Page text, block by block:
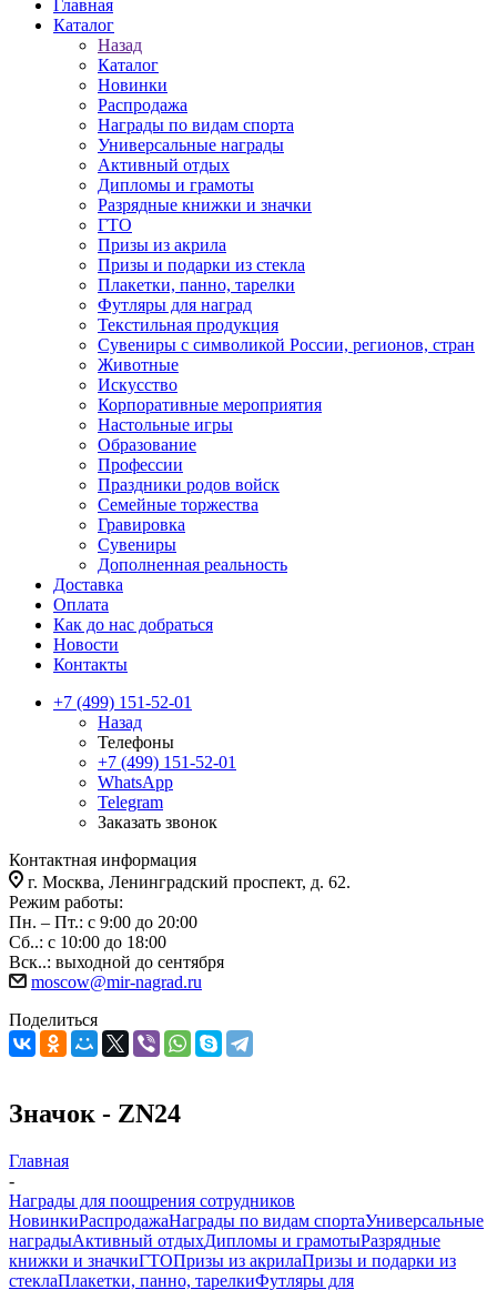
Главная
Каталог
Назад
Каталог
Новинки
Распродажа
Награды по видам спорта
Универсальные награды
Активный отдых
Дипломы и грамоты
Разрядные книжки и значки
ГТО
Призы из акрила
Призы и подарки из стекла
Плакетки, панно, тарелки
Футляры для наград
Текстильная продукция
Сувениры с символикой России, регионов, стран
Животные
Искусство
Корпоративные мероприятия
Настольные игры
Образование
Профессии
Праздники родов войск
Семейные торжества
Гравировка
Сувениры
Дополненная реальность
Доставка
Оплата
Как до нас добраться
Новости
Контакты
+7 (499) 151-52-01
Назад
Телефоны
+7 (499) 151-52-01
WhatsApp
Telegram
Заказать звонок
Контактная информация
г. Москва, Ленинградский проспект, д. 62.
Режим работы:
Пн. – Пт.: с 9:00 до 20:00
Сб..: с 10:00 до 18:00
Вск..: выходной до сентября
moscow@mir-nagrad.ru
Поделиться
Значок - ZN24
Главная
-
Награды для поощрения сотрудников
НовинкиРаспродажаНаграды по видам спортаУниверсальные
наградыАктивный отдыхДипломы и грамотыРазрядные
книжки и значкиГТОПризы из акрилаПризы и подарки из
стеклаПлакетки, панно, тарелкиФутляры для